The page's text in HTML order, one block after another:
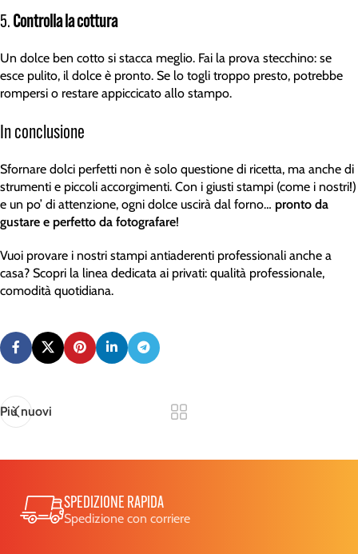
5.Controlla la cottura
Un dolce ben cotto si stacca meglio. Fai la prova stecchino: se
esce pulito, il dolce è pronto. Se lo togli troppo presto, potrebbe
rompersi o restare appiccicato allo stampo.
In conclusione
Sfornare dolci perfetti non è solo questione di ricetta, ma anche di
strumenti e piccoli accorgimenti. Con i giusti stampi (come i nostri!)
e un po’ di attenzione, ogni dolce uscirà dal forno… pronto da
gustare e perfetto da fotografare!
Vuoi provare i nostri stampi antiaderenti professionali anche a
casa? Scopri la linea dedicata ai privati: qualità professionale,
comodità quotidiana.
Più nuovi
SPEDIZIONE RAPIDA
Spedizione con corriere